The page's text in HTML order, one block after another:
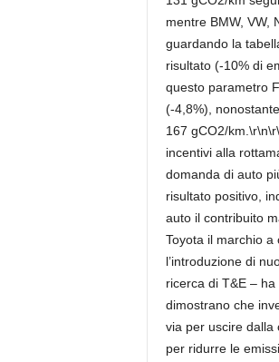
mentre BMW, VW,
guardando la
risultato (-10% di
questo parametro
(-4,8%),
167 gCO2/
incentivi alla
domanda di auto
risultato positivo,
auto il contribuito
Toyota il marchio
l’introduzione di
ricerca di T&E –
dimostrano che
via per uscire dalla
per ridurre le